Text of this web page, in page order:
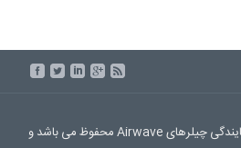
تمامی حقوق این سایت نزد نمایندگی چیلرهای Airwave محفوظ می باشد و